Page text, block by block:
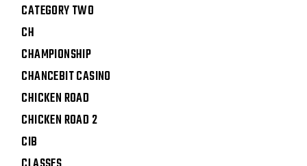
CATEGORY TWO
CH
CHAMPIONSHIP
CHANCEBIT CASINO
CHICKEN ROAD
CHICKEN ROAD 2
CIB